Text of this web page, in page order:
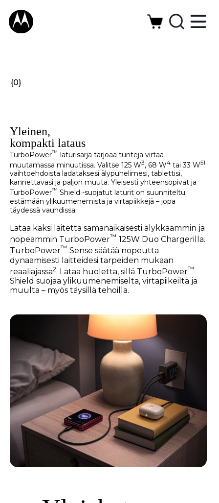
{0}
Yleinen,
kompakti lataus
TurboPower™-laturisarja tarjoaa tunteja virtaa
muutamassa minuutissa. Valitse 125 W3, 68 W4 tai 33 W51
vaihtoehdoista ladataksesi älypuhelimesi, tablettisi,
kannettavasi ja paljon muuta. Yleisesti yhteensopivat ja
TurboPower™ Shield -suojatut laturit on suunniteltu
estämään ylikuumenemista ja virtapiikkejä – jopa
täydessä vauhdissa.
Lataa kaksi laitetta samanaikaisesti älykkäämmin ja
nopeammin TurboPower™ 125W Duo Chargerilla.
TurboPower™ Sense säätää nopeutta
dynaamisesti laitteidesi tarpeiden mukaan
reaaliajassa2. Lataa huoletta, sillä TurboPower™
Shield suojaa ylikuumenemiselta, virtapiikeiltä ja
muulta – myös täysillä tehoilla.